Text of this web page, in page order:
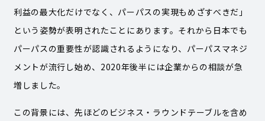
利益の最大化だけでなく、パーパスの実現もめざすべきだ」
という姿勢が表明されたことにあります。それから日本でも
パーパスの重要性が認識されるようになり、パーパスマネジ
メントが流行し始め、2020年後半には企業からの相談が急
増しました。
この背景には、先ほどのビジネス・ラウンドテーブルを含め